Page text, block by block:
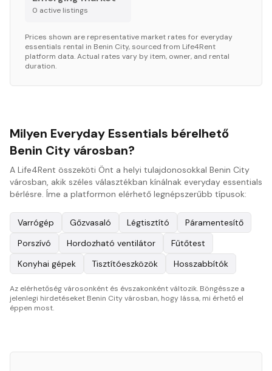
0 active listings
Prices shown are representative market rates for everyday
essentials rental in Benin City, sourced from Life4Rent
platform data. Actual rates vary by item, owner, and rental
duration.
Milyen Everyday Essentials bérelhető
Benin City városban?
A Life4Rent összeköti Önt a helyi tulajdonosokkal Benin City
városban, akik széles választékban kínálnak everyday essentials
bérlésre. Íme a platformon elérhető legnépszerűbb típusok:
Varrógép Gőzvasaló Légtisztító
Páramentesítő
Porszívó
Hordozható ventilátor
Fűtőtest
Konyhai gépek
Tisztítóeszközök Hosszabbítók
Az elérhetőség városonként és évszakonként változik. Böngéssze a
jelenlegi hirdetéseket Benin City városban, hogy lássa, mi érhető el
éppen most.